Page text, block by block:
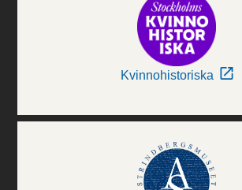
Kvinnohistoriska